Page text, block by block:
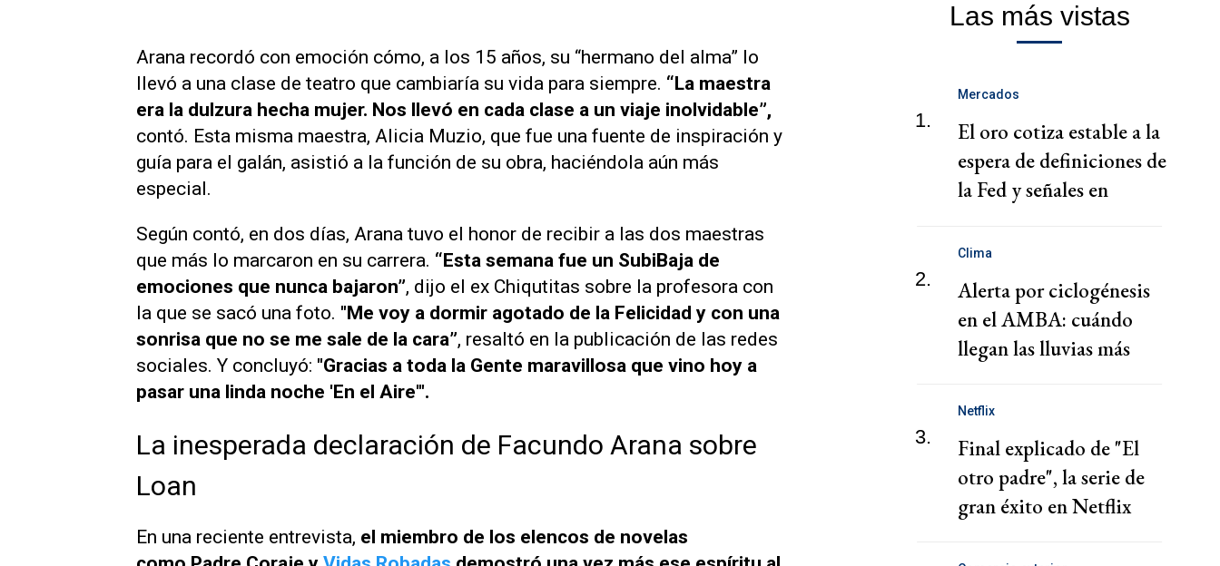
Arana recordó con emoción cómo, a los 15 años, su “hermano del alma” lo
llevó a una clase de teatro que cambiaría su vida para siempre. “La maestra
era la dulzura hecha mujer. Nos llevó en cada clase a un viaje inolvidable”,
contó. Esta misma maestra, Alicia Muzio, que fue una fuente de inspiración y
guía para el galán, asistió a la función de su obra, haciéndola aún más
especial.
Según contó, en dos días, Arana tuvo el honor de recibir a las dos maestras
que más lo marcaron en su carrera. “Esta semana fue un SubiBaja de
emociones que nunca bajaron”, dijo el ex Chiqutitas sobre la profesora con
la que se sacó una foto. "Me voy a dormir agotado de la Felicidad y con una
sonrisa que no se me sale de la cara”, resaltó en la publicación de las redes
sociales. Y concluyó: "Gracias a toda la Gente maravillosa que vino hoy a
pasar una linda noche 'En el Aire'".
La inesperada declaración de Facundo Arana sobre
Loan
En una reciente entrevista, el miembro de los elencos de novelas
Las más vistas
1.
Mercados
El oro cotiza estable a la
espera de definiciones de
la Fed y señales en
2.
Clima
Alerta por ciclogénesis
en el AMBA: cuándo
llegan las lluvias más
3.
Netflix
Final explicado de "El
otro padre", la serie de
gran éxito en Netflix